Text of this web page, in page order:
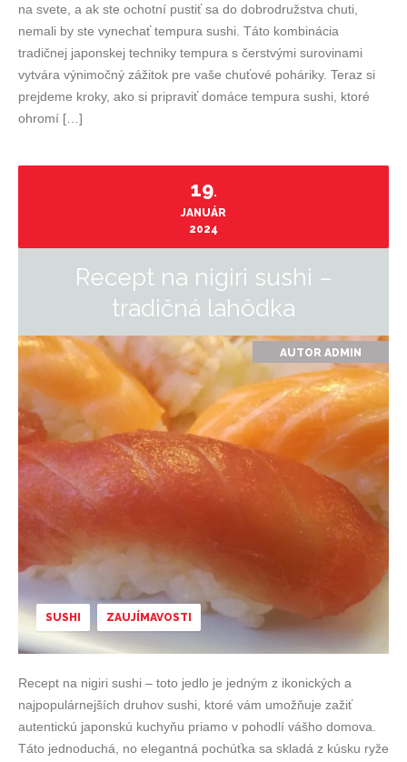
na svete, a ak ste ochotní pustiť sa do dobrodružstva chuti,
nemali by ste vynechať tempura sushi. Táto kombinácia
tradičnej japonskej techniky tempura s čerstvými surovinami
vytvára výnimočný zážitok pre vaše chuťové poháriky. Teraz si
prejdeme kroky, ako si pripraviť domáce tempura sushi, ktoré
ohromí […]
19.
JANUÁR
2024
Recept na nigiri sushi –
tradičná lahôdka
AUTOR ADMIN
SUSHI ZAUJÍMAVOSTI
Recept na nigiri sushi – toto jedlo je jedným z ikonických a
najpopulárnejších druhov sushi, ktoré vám umožňuje zažiť
autentickú japonskú kuchyňu priamo v pohodlí vášho domova.
Táto jednoduchá, no elegantná pochúťka sa skladá z kúsku ryže